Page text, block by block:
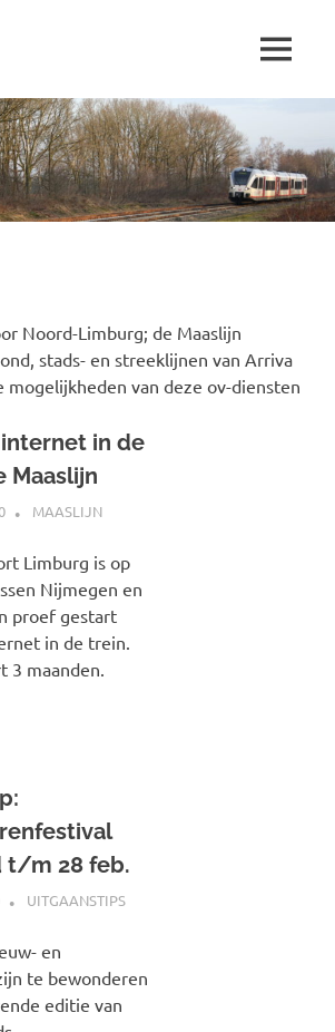
MENU
Noord-Limburg; de Maaslijn
stads- en streeklijnen van Arriva
mogelijkheden van deze ov-diensten
in de
Maaslijn
JOHAN
MAASLIJN
Limburg is op
Nijmegen en
proef gestart
in de trein.
3 maanden.
t/m 28 feb.
JOHAN
UITGAANSTIPS
en
te bewonderen
editie van